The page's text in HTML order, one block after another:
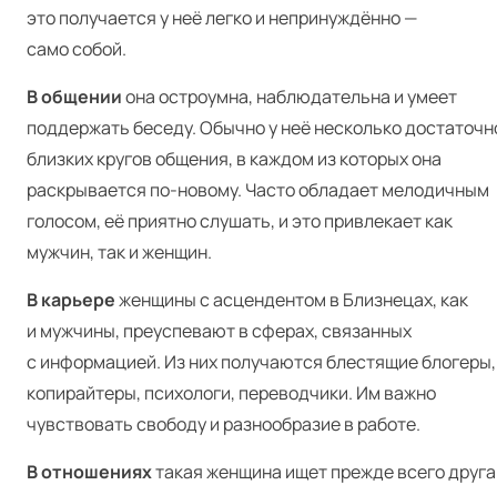
это получается у неё легко и непринуждённо —
само собой.
В общенииона остроумна, наблюдательна и умеет
поддержать беседу. Обычно у неё несколько
близких кругов общения, в каждом из которых она
раскрывается по-новому. Часто обладает мелодичным
голосом, её приятно слушать, и это привлекает как
мужчин, так и женщин.
В карьереженщины с асцендентом в Близнецах, как
и мужчины, преуспевают в сферах, связанных
с информацией. Из них получаются блестящие блогеры,
копирайтеры, психологи, переводчики. Им важно
чувствовать свободу и разнообразие в работе.
В отношенияхтакая женщина ищет прежде всего друга